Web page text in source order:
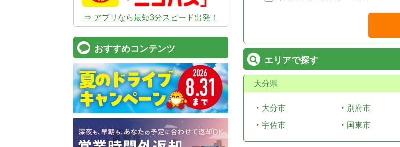
エリアで探す
大分県
・ 大分市 ・ 別府市
・ 宇佐市 ・ 国東市
⇒ アプリなら最短3分スピード出発！
おすすめコンテンツ